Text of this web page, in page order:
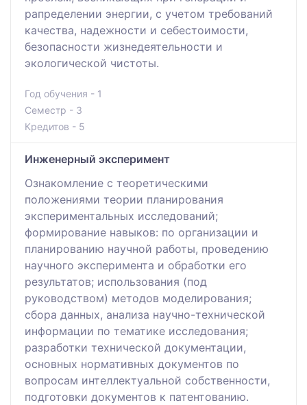
рапределении энергии, с учетом требований
качества, надежности и себестоимости,
безопасности жизнедеятельности и
экологической чистоты.
Год обучения - 1
Семестр - 3
Кредитов - 5
Инженерный эксперимент
Ознакомление с теоретическими
положениями теории планирования
экспериментальных исследований;
формирование навыков: по организации и
планированию научной работы, проведению
научного эксперимента и обработки его
результатов; использования (под
руководством) методов моделирования;
сбора данных, анализа научно-технической
информации по тематике исследования;
разработки технической документации,
основных нормативных документов по
вопросам интеллектуальной собственности,
подготовки документов к патентованию.